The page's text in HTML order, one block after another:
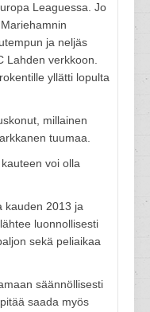
Leaguessa. Jo
ja neljäs
Lahden verkkoon.
yllätti lopulta
millainen
tuumaa.
voi olla
kauden 2013 ja
luonnollisesti
sekä peliaikaa
säännöllisesti
saada myös